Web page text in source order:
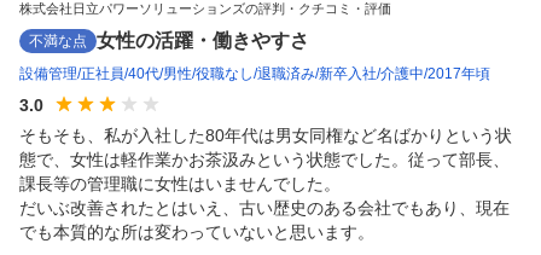
株式会社日立パワーソリューションズの評判・クチコミ・評価
不満な点 女性の活躍・働きやすさ
設備管理 正社員 40代 男性 役職なし 退職済み 新卒入社 介護中 2017年頃
3.0
そもそも、私が入社した80年代は男女同権など名ばかりという状
態で、女性は軽作業かお茶汲みという状態でした。従って部長、
課長等の管理職に女性はいませんでした。
だいぶ改善されたとはいえ、古い歴史のある会社でもあり、現在
でも本質的な所は変わっていないと思います。